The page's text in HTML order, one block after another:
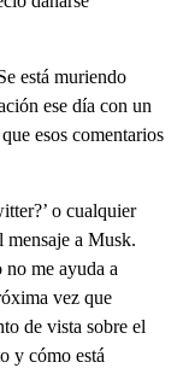
está muriendo
ese día con un
esos comentarios
o cualquier
a Musk.
no me ayuda a
vez que
de vista sobre el
y cómo está